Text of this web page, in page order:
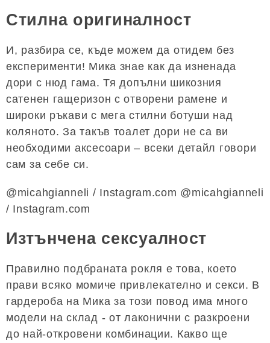
Стилна оригиналност
И, разбира се, къде можем да отидем без
експерименти! Мика знае как да изненада
дори с нюд гама. Тя допълни шикозния
сатенен гащеризон с отворени рамене и
широки ръкави с мега стилни ботуши над
коляното. За такъв тоалет дори не са ви
необходими аксесоари – всеки детайл говори
сам за себе си.
@micahgianneli / Instagram.com @micahgianneli
/ Instagram.com
Изтънчена сексуалност
Правилно подбраната рокля е това, което
прави всяко момиче привлекателно и секси. В
гардероба на Мика за този повод има много
модели на склад - от лаконични с разкроени
до най-откровени комбинации. Какво ще